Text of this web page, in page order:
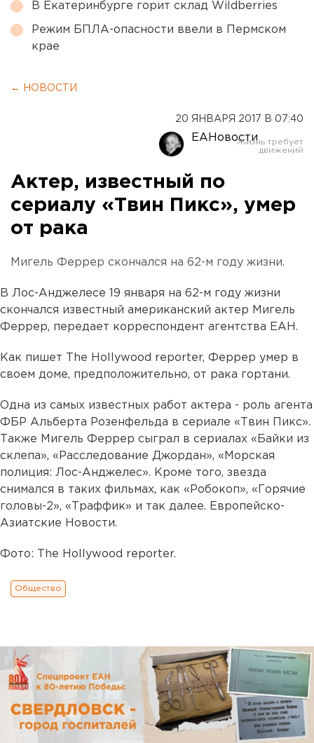
В Екатеринбурге горит склад Wildberries
Режим БПЛА-опасности ввели в Пермском
крае
← НОВОСТИ
20 ЯНВАРЯ 2017 В 07:40
ЕАНовости
Актер, известный по
сериалу «Твин Пикс», умер
от рака
Мигель Феррер скончался на 62-м году жизни.
В Лос-Анджелесе 19 января на 62-м году жизни
скончался известный американский актер Мигель
Феррер, передает корреспондент агентства ЕАН.
Как пишет The Hollywood reporter, Феррер умер в
своем доме, предположительно, от рака гортани.
Одна из самых известных работ актера - роль агента
ФБР Альберта Розенфельда в сериале «Твин Пикс».
Также Мигель Феррер сыграл в сериалах «Байки из
склепа», «Расследование Джордан», «Морская
полиция: Лос-Анджелес». Кроме того, звезда
снимался в таких фильмах, как «Робокоп», «Горячие
головы-2», «Траффик» и так далее. Европейско-
Азиатские Новости.
Фото: The Hollywood reporter.
Общество